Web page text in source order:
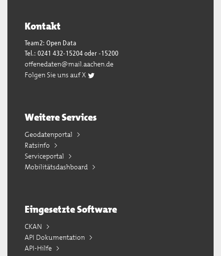
Kontakt
Team2: Open Data
Tel.: 0241 432-15204 oder -15200
offenedaten@mail.aachen.de
Folgen Sie uns auf X
Weitere Services
Geodatenportal
Ratsinfo
Serviceportal
Mobilitätsdashboard
Eingesetzte Software
CKAN
API Dokumentation
API-Hilfe